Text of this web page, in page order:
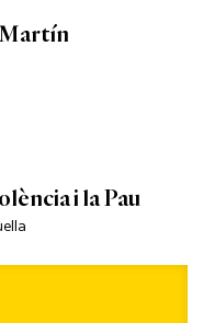
Martín
i la Pau